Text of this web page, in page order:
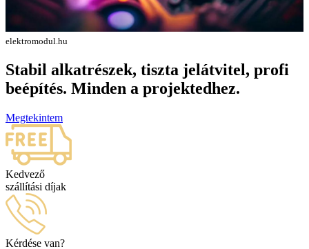
elektromodul.hu
Stabil alkatrészek, tiszta jelátvitel, profi
beépítés. Minden a projektedhez.
Megtekintem
Kedvező
szállítási díjak
Kérdése van?